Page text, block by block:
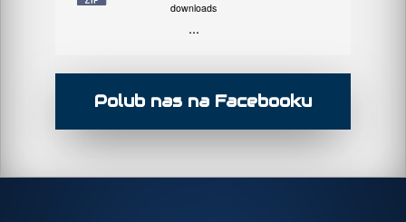
downloads
...
Polub nas na Facebooku